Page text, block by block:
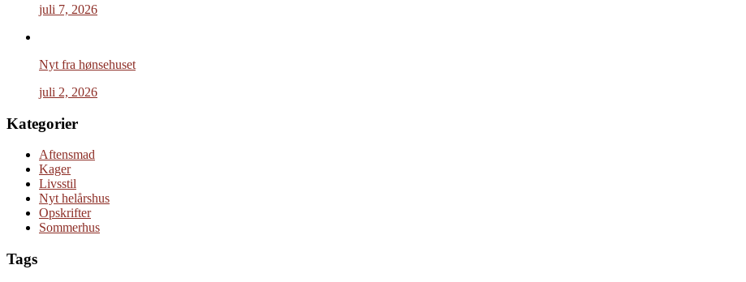
juli 7, 2026
Nyt fra hønsehuset
juli 2, 2026
Kategorier
Aftensmad
Kager
Livsstil
Nyt helårshus
Opskrifter
Sommerhus
Tags